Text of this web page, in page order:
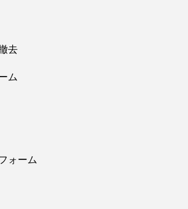
去
ム
ォーム